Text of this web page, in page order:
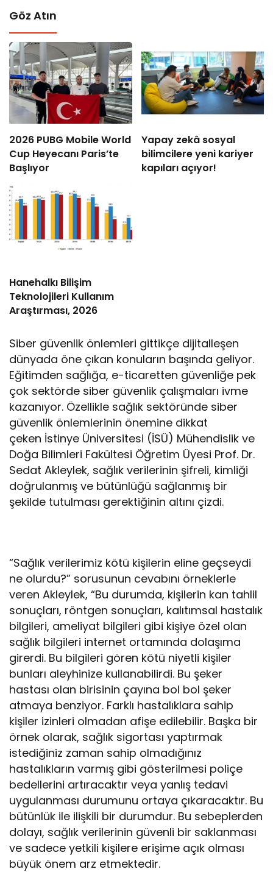
Göz Atın
2026 PUBG Mobile World
Cup Heyecanı Paris’te
Başlıyor
Yapay zekâ sosyal
bilimcilere yeni kariyer
kapıları açıyor!
Hanehalkı Bilişim
Teknolojileri Kullanım
Araştırması, 2026
Siber güvenlik önlemleri gittikçe dijitalleşen
dünyada öne çıkan konuların başında geliyor.
Eğitimden sağlığa, e-ticaretten güvenliğe pek
çok sektörde siber güvenlik çalışmaları ivme
kazanıyor. Özellikle sağlık sektöründe siber
güvenlik önlemlerinin önemine dikkat
çeken İstinye Üniversitesi (İSÜ) Mühendislik ve
Doğa Bilimleri Fakültesi Öğretim Üyesi Prof. Dr.
Sedat Akleylek, sağlık verilerinin şifreli, kimliği
doğrulanmış ve bütünlüğü sağlanmış bir
şekilde tutulması gerektiğinin altını çizdi.
“Sağlık verilerimiz kötü kişilerin eline geçseydi
ne olurdu?” sorusunun cevabını örneklerle
veren Akleylek, “Bu durumda, kişilerin kan tahlil
sonuçları, röntgen sonuçları, kalıtımsal hastalık
bilgileri, ameliyat bilgileri gibi kişiye özel olan
sağlık bilgileri internet ortamında dolaşıma
girerdi. Bu bilgileri gören kötü niyetli kişiler
bunları aleyhinize kullanabilirdi. Bu şeker
hastası olan birisinin çayına bol bol şeker
atmaya benziyor. Farklı hastalıklara sahip
kişiler izinleri olmadan afişe edilebilir. Başka bir
örnek olarak, sağlık sigortası yaptırmak
istediğiniz zaman sahip olmadığınız
hastalıkların varmış gibi gösterilmesi poliçe
bedellerini artıracaktır veya yanlış tedavi
uygulanması durumunu ortaya çıkaracaktır. Bu
bütünlük ile ilişkili bir durumdur. Bu sebeplerden
dolayı, sağlık verilerinin güvenli bir saklanması
ve sadece yetkili kişilere erişime açık olması
büyük önem arz etmektedir.